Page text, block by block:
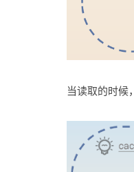
当读取的时候